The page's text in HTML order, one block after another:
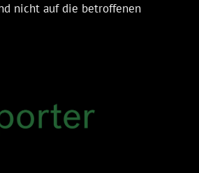
nicht auf die betroffenen